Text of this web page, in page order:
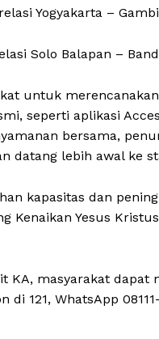
Yogyakarta –
Solo Balapan –
untuk
seperti aplikasi
bersama,
datang lebih awal ke
kapasitas dan
Kenaikan Yesus
masyarakat dapat
121, WhatsApp